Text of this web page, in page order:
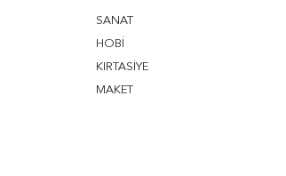
SANAT
HOBİ
KIRTASİYE
MAKET